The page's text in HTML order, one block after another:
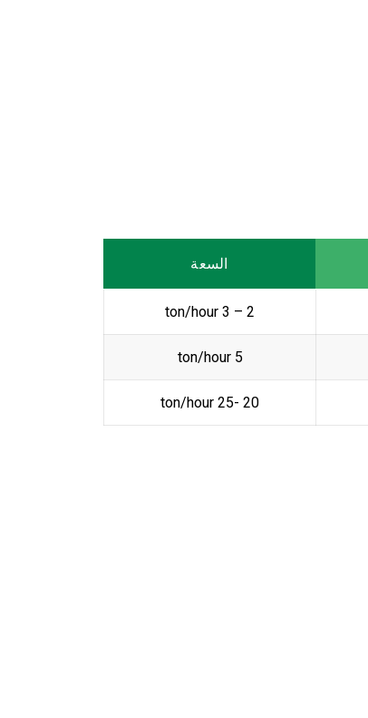
السعة
2 – 3 ton/hour
5 ton/hour
20 -25 ton/hour